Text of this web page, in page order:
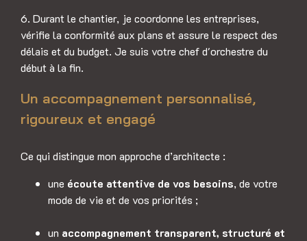
6. Durant le chantier, je coordonne les entreprises,
vérifie la conformité aux plans et assure le respect des
délais et du budget. Je suis votre chef d'orchestre du
début à la fin.
Un accompagnement personnalisé,
rigoureux et engagé
Ce qui distingue mon approche d’architecte :
une écoute attentive de vos besoins, de votre
mode de vie et de vos priorités ;
un accompagnement transparent, structuré et